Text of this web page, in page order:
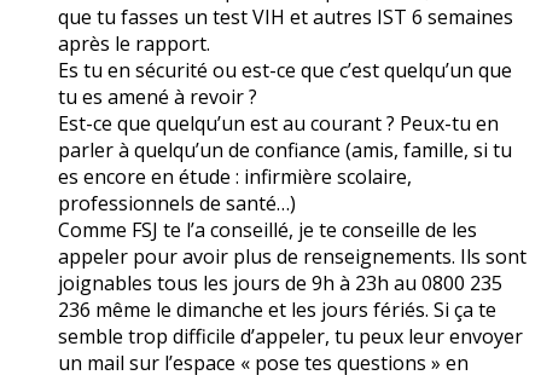
que tu fasses un test VIH et autres IST 6 semaines
après le rapport.
Es tu en sécurité ou est-ce que c’est quelqu’un que
tu es amené à revoir ?
Est-ce que quelqu’un est au courant ? Peux-tu en
parler à quelqu’un de confiance (amis, famille, si tu
es encore en étude : infirmière scolaire,
professionnels de santé…)
Comme FSJ te l’a conseillé, je te conseille de les
appeler pour avoir plus de renseignements. Ils sont
joignables tous les jours de 9h à 23h au 0800 235
236 même le dimanche et les jours fériés. Si ça te
semble trop difficile d’appeler, tu peux leur envoyer
un mail sur l’espace « pose tes questions » en